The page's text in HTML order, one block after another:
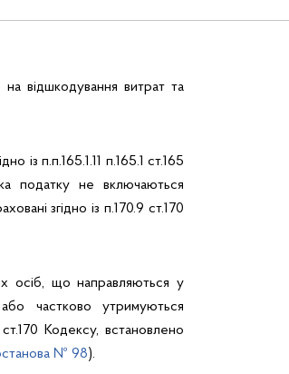
відшкодування витрат та
із п.п.165.1.11 п.165.1 ст.165
податку не включаються
згідно із п.170.9 ст.170
осіб, що направляються у
або частково утримуються
Кодексу, встановлено
№ 98).